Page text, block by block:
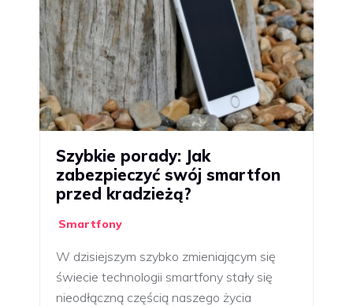
Szybkie porady: Jak
zabezpieczyć swój smartfon
przed kradzieżą?
Smartfony
W dzisiejszym szybko zmieniającym się
świecie technologii smartfony stały się
nieodłączną częścią naszego życia